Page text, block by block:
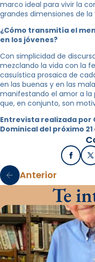
marco ideal para vivir la
grandes dimensiones de la
¿Cómo transmitía el
en los jóvenes?
Con simplicidad de
mezclando la vida con la
casuística prosaica de
en las buenas y en las
manifestando el amor a la
que, en conjunto, son
Entrevista realizada por
Dominical del próximo
Anterior
Te